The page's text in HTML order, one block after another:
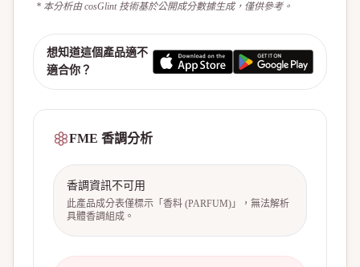
* 本分析由 cosGlint 技術基於公開成分數據生成，僅供參考。
想知道這個產品適不
適合你？
FME 香調分析
香調資訊不可用
此產品成分表僅標示「香料 (PARFUM)」，無法解析
具體香調組成。